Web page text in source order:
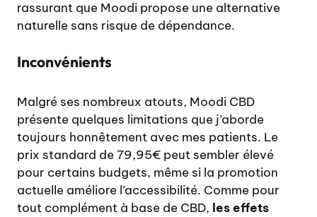
rassurant que Moodi propose une alternative
naturelle sans risque de dépendance.
Inconvénients
Malgré ses nombreux atouts, Moodi CBD
présente quelques limitations que j’aborde
toujours honnêtement avec mes patients. Le
prix standard de 79,95€ peut sembler élevé
pour certains budgets, même si la promotion
actuelle améliore l’accessibilité. Comme pour
tout complément à base de CBD, les effets